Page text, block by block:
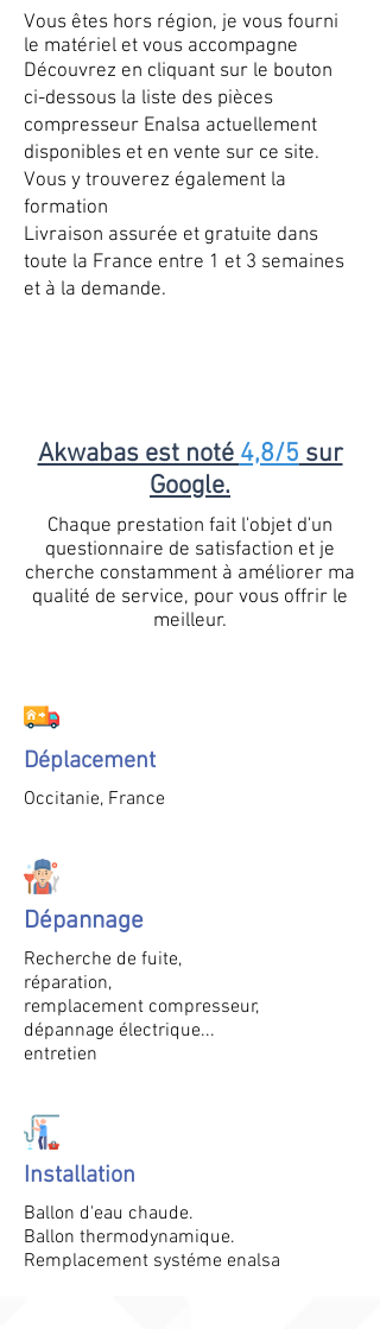
Vous êtes hors région, je vous fourni
le matériel et vous accompagne
Découvrez en cliquant sur le bouton
ci-dessous la liste des pièces
compresseur Enalsa actuellement
disponibles et en vente sur ce site.
Vous y trouverez également la
formation
Livraison assurée et gratuite dans
toute la France entre 1 et 3 semaines
et à la demande.
Akwabas est noté 4,8/5 sur
Google.
Chaque prestation fait l'objet d'un
questionnaire de satisfaction et je
cherche constamment à améliorer ma
qualité de service, pour vous offrir le
meilleur.
Déplacement
Occitanie, France
Dépannage
Recherche de fuite,
réparation,
remplacement compresseur,
dépannage électrique...
entretien
Installation
Ballon d'eau chaude.
Ballon thermodynamique.
Remplacement systéme enalsa